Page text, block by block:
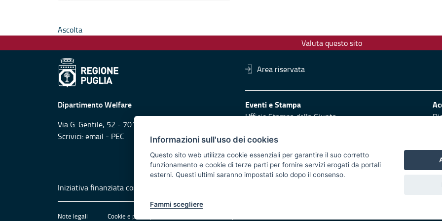
Ascolta
Valuta questo sito
Area riservata
Dipartimento Welfare
Via G. Gentile, 52 - 70126 Bari
Scrivici:email - PEC
Eventi e Stampa
Ufficio Stampa della Giunta
Logo e identità regionale
Redazione
Responsabili di pubblicazione
Iniziativa finanziata con risorse del POR Puglia 2014/2020 - Asse XI
Note legali Cookie e privacy
Informazioni sull'uso dei cookies
Questo sito web utilizza cookie essenziali per garantire il suo corretto
funzionamento e cookie di terze parti per fornire servizi erogati da portali
esterni. Questi ultimi saranno impostati solo dopo il consenso.
Fammi scegliere